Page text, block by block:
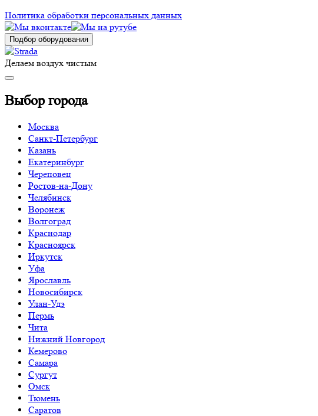
Политика обработки персональных данных
Подбор оборудования
Делаем воздух чистым
Выбор города
Москва
Санкт-Петербург
Казань
Екатеринбург
Череповец
Ростов-на-Дону
Челябинск
Воронеж
Волгоград
Краснодар
Красноярск
Иркутск
Уфа
Ярославль
Новосибирск
Улан-Удэ
Пермь
Чита
Нижний Новгород
Кемерово
Самара
Сургут
Омск
Тюмень
Саратов